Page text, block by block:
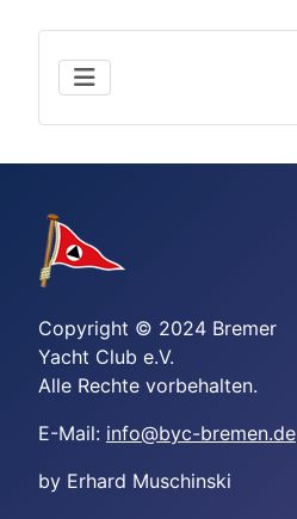
Copyright © 2024 Bremer
Yacht Club e.V.
Alle Rechte vorbehalten.
E-Mail: info@byc-bremen.de
by Erhard Muschinski